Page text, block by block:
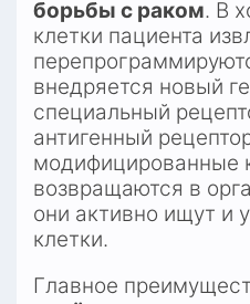
борьбы с раком. В
клетки пациента
внедряется новый
специальный
антигенный
модифицированные
возвращаются в
они активно ищут и
клетки.​
Главное